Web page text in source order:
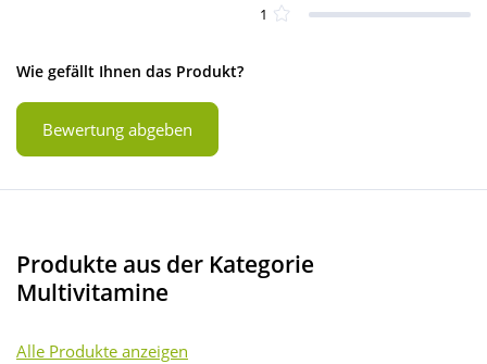
1
Wie gefällt Ihnen das Produkt?
Bewertung abgeben
Produkte aus der Kategorie
Multivitamine
Alle Produkte anzeigen